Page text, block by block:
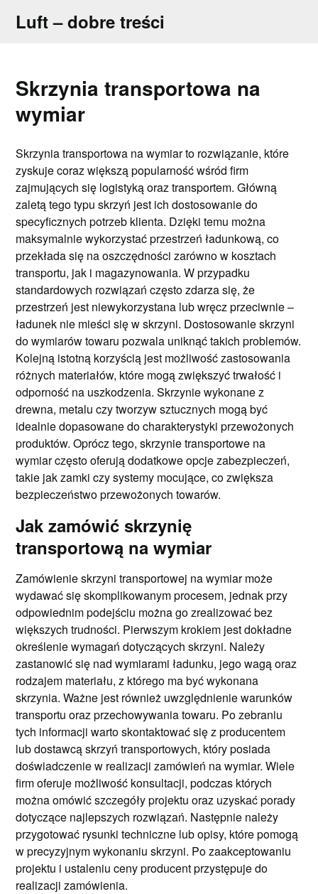
Luft – dobre treści
Skrzynia transportowa na
wymiar
Skrzynia transportowa na wymiar to rozwiązanie, które
zyskuje coraz większą popularność wśród firm
zajmujących się logistyką oraz transportem. Główną
zaletą tego typu skrzyń jest ich dostosowanie do
specyficznych potrzeb klienta. Dzięki temu można
maksymalnie wykorzystać przestrzeń ładunkową, co
przekłada się na oszczędności zarówno w kosztach
transportu, jak i magazynowania. W przypadku
standardowych rozwiązań często zdarza się, że
przestrzeń jest niewykorzystana lub wręcz przeciwnie –
ładunek nie mieści się w skrzyni. Dostosowanie skrzyni
do wymiarów towaru pozwala uniknąć takich problemów.
Kolejną istotną korzyścią jest możliwość zastosowania
różnych materiałów, które mogą zwiększyć trwałość i
odporność na uszkodzenia. Skrzynie wykonane z
drewna, metalu czy tworzyw sztucznych mogą być
idealnie dopasowane do charakterystyki przewożonych
produktów. Oprócz tego, skrzynie transportowe na
wymiar często oferują dodatkowe opcje zabezpieczeń,
takie jak zamki czy systemy mocujące, co zwiększa
bezpieczeństwo przewożonych towarów.
Jak zamówić skrzynię
transportową na wymiar
Zamówienie skrzyni transportowej na wymiar może
wydawać się skomplikowanym procesem, jednak przy
odpowiednim podejściu można go zrealizować bez
większych trudności. Pierwszym krokiem jest dokładne
określenie wymagań dotyczących skrzyni. Należy
zastanowić się nad wymiarami ładunku, jego wagą oraz
rodzajem materiału, z którego ma być wykonana
skrzynia. Ważne jest również uwzględnienie warunków
transportu oraz przechowywania towaru. Po zebraniu
tych informacji warto skontaktować się z producentem
lub dostawcą skrzyń transportowych, który posiada
doświadczenie w realizacji zamówień na wymiar. Wiele
firm oferuje możliwość konsultacji, podczas których
można omówić szczegóły projektu oraz uzyskać porady
dotyczące najlepszych rozwiązań. Następnie należy
przygotować rysunki techniczne lub opisy, które pomogą
w precyzyjnym wykonaniu skrzyni. Po zaakceptowaniu
projektu i ustaleniu ceny producent przystępuje do
realizacji zamówienia.